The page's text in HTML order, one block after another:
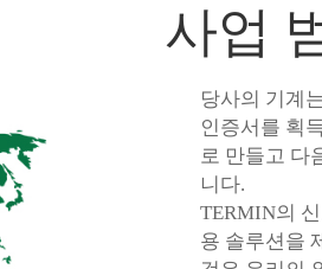
사업
당사의 기계
인증서를 획
로 만들고 다
니다.
TERMIN의
용 솔루션을